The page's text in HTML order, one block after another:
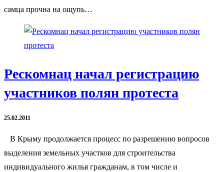
самца прочна на ощупь…
Рескомнац начал регистрацию
участников полян протеста
25.02.2011
В Крыму продолжается процесс по разрешению вопросов
выделения земельных участков для строительства
индивидуального жилья гражданам, в том числе и